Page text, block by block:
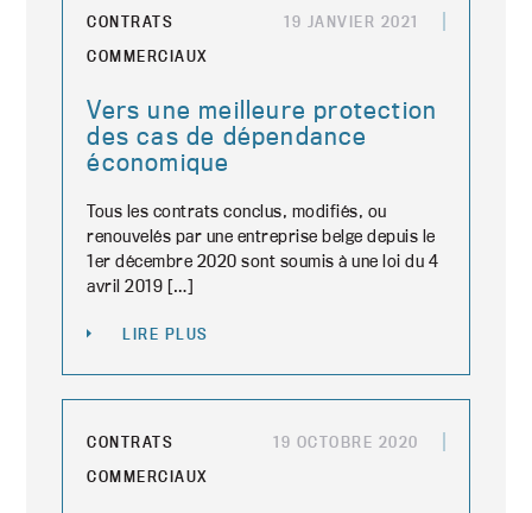
CONTRATS
COMMERCIAUX
19 JANVIER 2021
Vers une meilleure protection
des cas de dépendance
économique
Tous les contrats conclus, modifiés, ou
renouvelés par une entreprise belge depuis le
1er décembre 2020 sont soumis à une loi du 4
avril 2019 […]
LIRE PLUS
CONTRATS
COMMERCIAUX
19 OCTOBRE 2020